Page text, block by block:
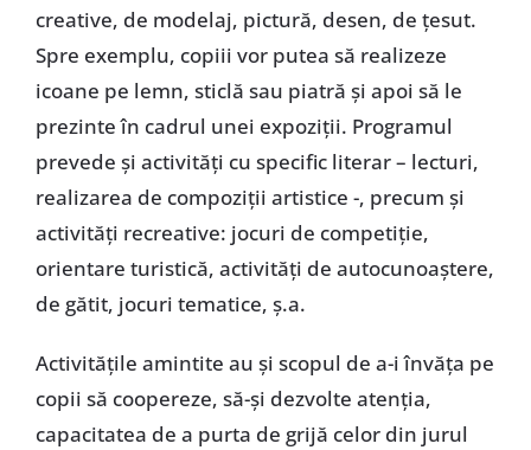
creative, de modelaj, pictură, desen, de țesut.
Spre exemplu, copiii vor putea să realizeze
icoane pe lemn, sticlă sau piatră și apoi să le
prezinte în cadrul unei expoziții. Programul
prevede și activități cu specific literar – lecturi,
realizarea de compoziții artistice -, precum și
activități recreative: jocuri de competiție,
orientare turistică, activități de autocunoaștere,
de gătit, jocuri tematice, ș.a.
Activitățile amintite au și scopul de a-i învăța pe
copii să coopereze, să-și dezvolte atenția,
capacitatea de a purta de grijă celor din jurul